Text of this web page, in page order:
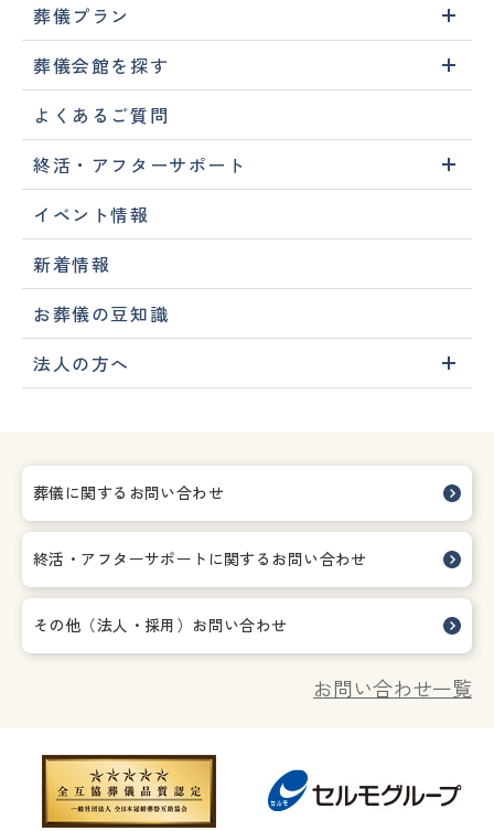
葬儀プラン
葬儀会館を探す
よくあるご質問
終活・アフターサポート
イベント情報
新着情報
お葬儀の豆知識
法人の方へ
葬儀に関するお問い合わせ
終活・アフターサポートに関する お問い合わせ
その他（法人・採用）お問い合わせ
お問い合わせ一覧